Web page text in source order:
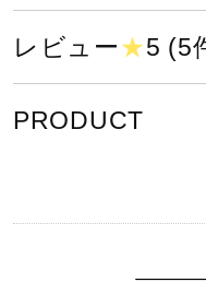
コラボ／ライ
日本バ
す。
レビュー★5 (5
PRODUCT